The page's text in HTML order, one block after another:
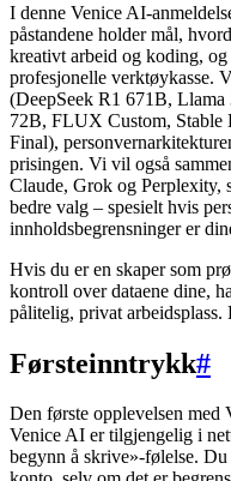
I denne Venice AI-
påstandene holder mål,
kreativt arbeid og koding,
profesjonelle verktøykasse.
(DeepSeek R1 671B,
72B, FLUX Custom,
Final),
prisingen. Vi vil også
Claude, Grok og Perplexity,
bedre valg – spesielt hvis
innholdsbegrensninger er
Hvis du er en skaper som
kontroll over dataene dine,
pålitelig, privat arbeidsplass.
Førsteinntrykk#
Den første opplevelsen
Venice AI er tilgjengelig i
begynn å skrive»-følelse.